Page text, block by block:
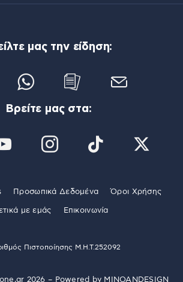
μας την είδηση:
Βρείτε μας στα:
Προσωπικά Δεδομένα Όροι Χρήσης
με εμάς Επικοινωνία
Πιστοποίησης Μ.Η.Τ.252092
2026 – Powered by MINOANDESIGN